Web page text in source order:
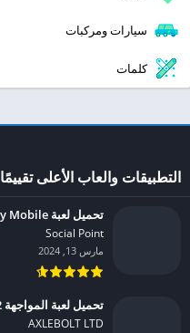
سيارات ومركبات
كلمات
التطبيقات والعاب الأعلى تقييمًا
تحميل لعبة Dragon City Mobile مهكرة للاندرويد 2024
Social Point‏
مارس 13, 2024
تحميل لعبة المواجهة 2 مهكرة للاندرويد 2024
AXLEBOLT LTD‏